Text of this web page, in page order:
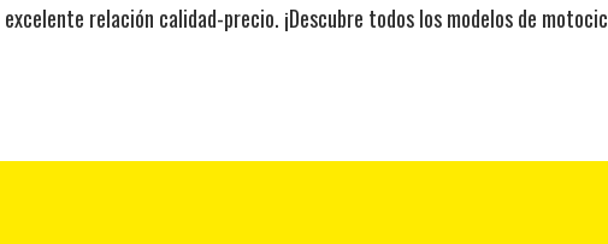
relación calidad-precio. ¡Descubre todos los modelos de